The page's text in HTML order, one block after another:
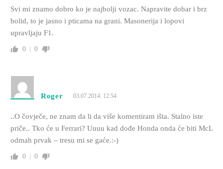
Svi mi znamo dobro ko je najbolji vozac. Napravite dobar i brz
bolid, to je jasno i pticama na grani. Masonerija i lopovi
upravljaju F1.
0 0
Roger 03.07.2014. 12:54
..O čovječe, ne znam da li da više komentiram išta. Stalno iste
priče.. Tko će u Ferrari? Uuuu kad dođe Honda onda će biti McL
odmah prvak – tresu mi se gaće.:-)
0 0